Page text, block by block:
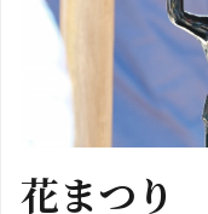
花まつり